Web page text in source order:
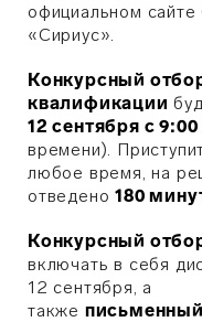
официальном
«Сириус».
Конкурсный
квалификации
12 сентября с
времени).
любое время, на
отведено180
Конкурсный
включать в себя
12 сентября, а
также